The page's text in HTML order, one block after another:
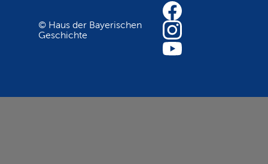
© Haus der Bayerischen
Geschichte